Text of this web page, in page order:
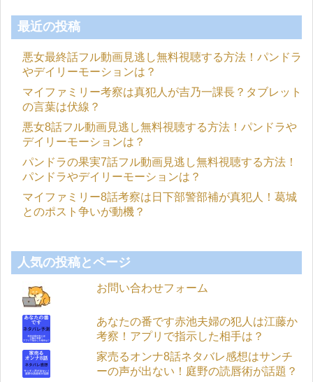
最近の投稿
悪女最終話フル動画見逃し無料視聴する方法！パンドラ
やデイリーモーションは？
マイファミリー考察は真犯人が吉乃一課長？タブレット
の言葉は伏線？
悪女8話フル動画見逃し無料視聴する方法！パンドラや
デイリーモーションは？
パンドラの果実7話フル動画見逃し無料視聴する方法！
パンドラやデイリーモーションは？
マイファミリー8話考察は日下部警部補が真犯人！葛城
とのポスト争いが動機？
人気の投稿とページ
お問い合わせフォーム
あなたの番です赤池夫婦の犯人は江藤か
考察！アプリで指示した相手は？
家売るオンナ8話ネタバレ感想はサンチ
ーの声が出ない！庭野の読唇術が話題？